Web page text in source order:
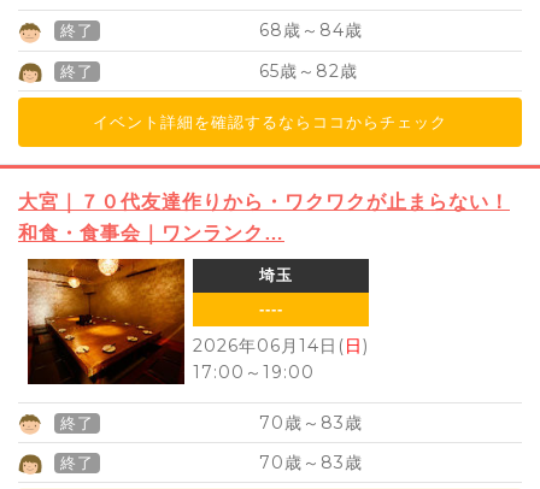
終了 68歳～ 84歳
終了 65歳～ 82歳
イベント詳細を確認するならココからチェック
大宮｜７０代友達作りから・ワクワクが止まらない！
和食・食事会｜ワンランク…
埼玉
----
2026年06月14日(日)
17:00 ～ 19:00
終了 70歳～ 83歳
終了 70歳～ 83歳